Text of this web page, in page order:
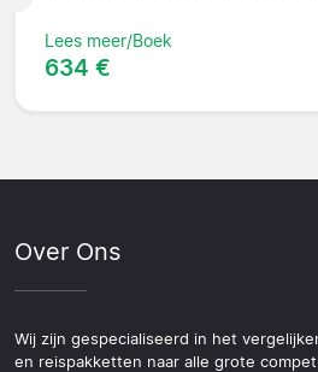
Lees meer/Boek
634 €
Over Ons
Wij zijn gespecialiseerd in het
en reispakketten naar alle grote